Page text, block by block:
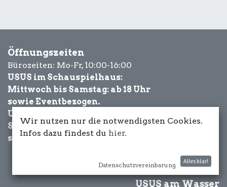
Öffnungszeiten
Bürozeiten: Mo-Fr, 10:00-16:00
USUS im Schauspielhaus:
Mittwoch bis Samstag: ab 18 Uhr
sowie Eventbezogen.
USUS am Wasser:
Schönwetter-
sowie Eventbezogen.
USUS am Wasser
Wir nutzen nur die notwendigsten Cookies.
Infos dazu findest du hier.
Datenschutzvereinbarung
Alles klar!